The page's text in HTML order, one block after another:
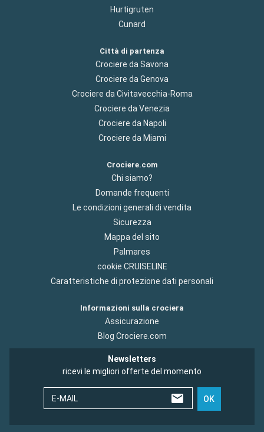
Hurtigruten
Cunard
Città di partenza
Crociere da Savona
Crociere da Genova
Crociere da Civitavecchia-Roma
Crociere da Venezia
Crociere da Napoli
Crociere da Miami
Crociere.com
Chi siamo?
Domande frequenti
Le condizioni generali di vendita
Sicurezza
Mappa del sito
Palmares
cookie CRUISELINE
Caratteristiche di protezione dati personali
Informazioni sulla crociera
Assicurazione
Blog Crociere.com
Newsletters
ricevi le migliori offerte del momento
E-MAIL OK